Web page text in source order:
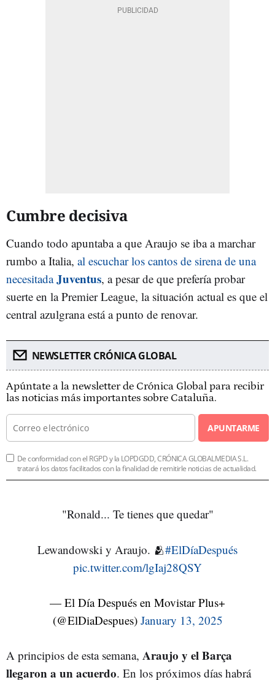
Cumbre decisiva
Cuando todo apuntaba a que Araujo se iba a marchar
rumbo a Italia, al escuchar los cantos de sirena de una
necesitadaJuventus, a pesar de que prefería probar
suerte en la Premier League, la situación actual es que el
central azulgrana está a punto de renovar.
NEWSLETTER CRÓNICA GLOBAL
Apúntate a la newsletter de Crónica Global para recibir
las noticias más importantes sobre Cataluña.
APUNTARME
De conformidad con el RGPD y la LOPDGDD, CRÓNICA GLOBALMEDIA S.L.
tratará los datos facilitados con la finalidad de remitirle noticias de actualidad.
"Ronald... Te tienes que quedar"
Lewandowski y Araujo. 🫂#ElDíaDespués
pic.twitter.com/lgIaj28QSY
— El Día Después en Movistar Plus+
(@ElDiaDespues) January 13, 2025
A principios de esta semana, Araujo y el Barça
llegaron a un acuerdo. En los próximos días habrá